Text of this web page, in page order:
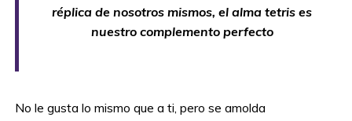
réplica de nosotros mismos, el alma tetris es
nuestro complemento perfecto
No le gusta lo mismo que a ti, pero se amolda